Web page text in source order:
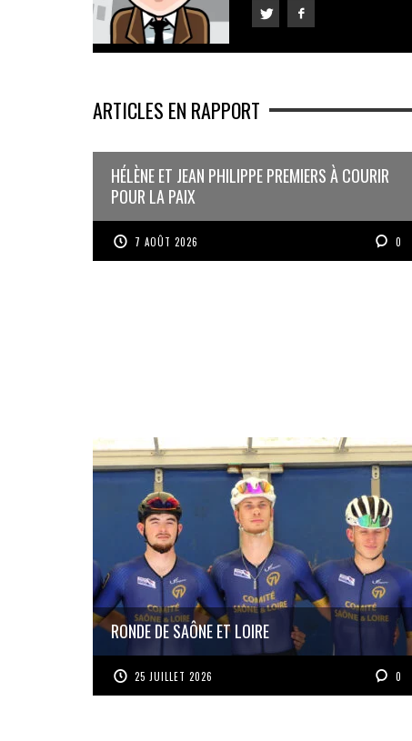
ARTICLES EN RAPPORT
HÉLÈNE ET JEAN PHILIPPE PREMIERS À COURIR
POUR LA PAIX
7 AOÛT 2026 0
RONDE DE SAÔNE ET LOIRE
25 JUILLET 2026 0